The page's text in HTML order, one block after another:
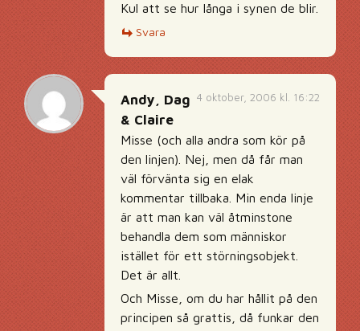
Kul att se hur långa i synen de blir.
Svara
4 oktober, 2006 kl. 16:22
Andy, Dag
& Claire
Misse (och alla andra som kör på
den linjen). Nej, men då får man
väl förvänta sig en elak
kommentar tillbaka. Min enda linje
är att man kan väl åtminstone
behandla dem som människor
istället för ett störningsobjekt.
Det är allt.
Och Misse, om du har hållit på den
principen så grattis, då funkar den